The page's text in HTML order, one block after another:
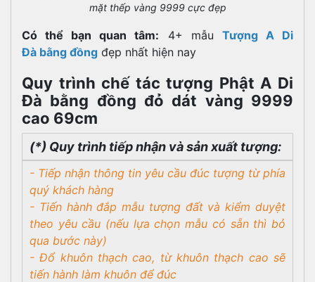
mặt thếp vàng 9999 cực đẹp
Có thể bạn quan tâm: 4+ mẫu Tượng A Di
Đà bằng đồng đẹp nhất hiện nay
Quy trình chế tác tượng Phật A Di
Đà bằng đồng đỏ dát vàng 9999
cao 69cm
(*) Quy trình tiếp nhận và sản xuất tượng:
- Tiếp nhận thông tin yêu cầu đúc tượng từ phía
quý khách hàng
- Tiến hành đắp mẫu tượng đất và kiểm duyệt
theo yêu cầu (nếu lựa chọn mẫu có sẵn thì bỏ
qua bước này)
- Đổ khuôn thạch cao, từ khuôn thạch cao sẽ
tiến hành làm khuôn để đúc